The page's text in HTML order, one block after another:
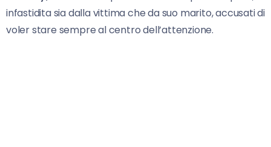
infastidita sia dalla vittima che da suo marito, accusati di
voler stare sempre al centro dell’attenzione.